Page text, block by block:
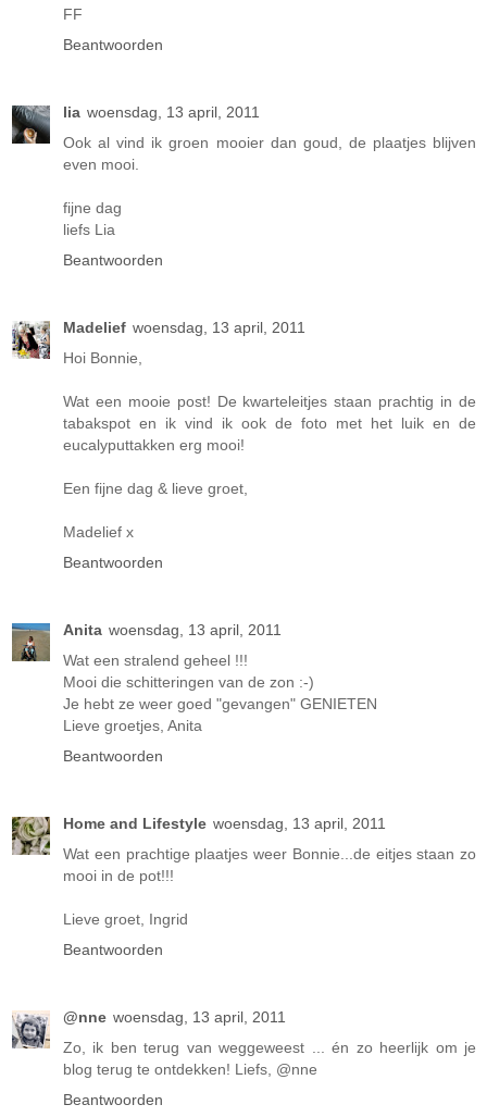
FF
Beantwoorden
lia woensdag, 13 april, 2011
Ook al vind ik groen mooier dan goud, de plaatjes blijven
even mooi.
fijne dag
liefs Lia
Beantwoorden
Madelief woensdag, 13 april, 2011
Hoi Bonnie,
Wat een mooie post! De kwarteleitjes staan prachtig in de
tabakspot en ik vind ik ook de foto met het luik en de
eucalyputtakken erg mooi!
Een fijne dag & lieve groet,
Madelief x
Beantwoorden
Anita woensdag, 13 april, 2011
Wat een stralend geheel !!!
Mooi die schitteringen van de zon :-)
Je hebt ze weer goed "gevangen" GENIETEN
Lieve groetjes, Anita
Beantwoorden
Home and Lifestyle woensdag, 13 april, 2011
Wat een prachtige plaatjes weer Bonnie...de eitjes staan zo
mooi in de pot!!!
Lieve groet, Ingrid
Beantwoorden
@nne woensdag, 13 april, 2011
Zo, ik ben terug van weggeweest ... én zo heerlijk om je
blog terug te ontdekken! Liefs, @nne
Beantwoorden